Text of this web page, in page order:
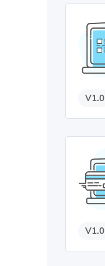
V1.0
V1.0